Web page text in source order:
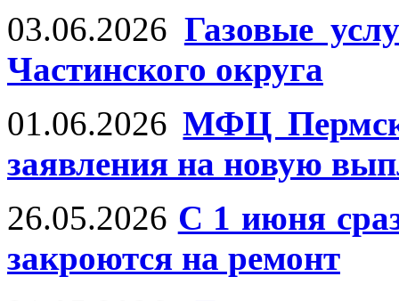
03.06.2026 Газовые
Частинского округа
01.06.2026 МФЦ
заявления на новую
26.05.2026 С 1 июня
закроются на ремонт